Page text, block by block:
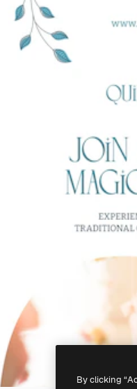
By clicking